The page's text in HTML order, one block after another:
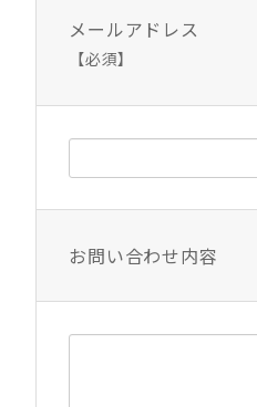
メールアドレス
【必須】
お問い合わせ内容